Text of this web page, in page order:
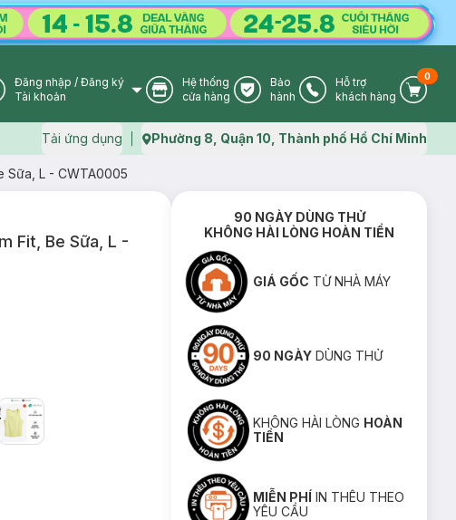
User Icon
Đăng nhập / Đăng ký
Tài khoản
Store Icon
Hệ thống
cửa hàng
Warranty Icon
Bảo
hành
Phone Icon
Hỗ trợ
khách hàng
Cart
0
Tải ứng dụng Map icon
Phường 8, Quận 10, Thành phố Hồ Chí Minh
Sữa, L - CWTA0005
Fit, Be Sữa, L -
90 NGÀY DÙNG THỬ
KHÔNG HÀI LÒNG HOÀN TIỀN
GIÁ GỐC TỪ NHÀ MÁY
90 NGÀY DÙNG THỬ
KHÔNG HÀI LÒNG HOÀN
TIỀN
MIỄN PHÍ IN THÊU THEO
YÊU CẦU